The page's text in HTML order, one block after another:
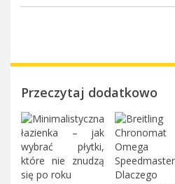
Przeczytaj dodatkowo